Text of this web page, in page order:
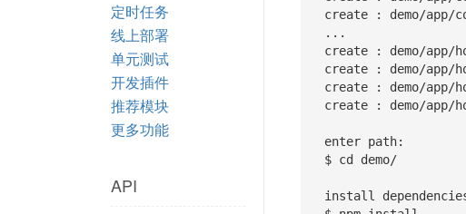
定时任务
线上部署
单元测试
开发插件
推荐模块
更多功能
API